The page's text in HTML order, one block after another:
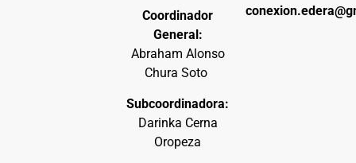
Coordinador
General:
Abraham Alonso
Chura Soto
Subcoordinadora:
Darinka Cerna
Oropeza